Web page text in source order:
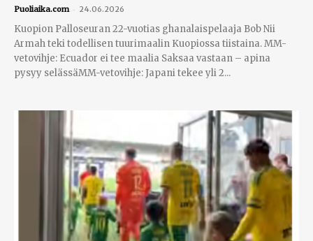
Puoliaika.com - 24.06.2026
Kuopion Palloseuran 22-vuotias ghanalaispelaaja Bob Nii
Armah teki todellisen tuurimaalin Kuopiossa tiistaina. MM-
vetovihje: Ecuador ei tee maalia Saksaa vastaan – apina
pysyy selässäMM-vetovihje: Japani tekee yli 2...